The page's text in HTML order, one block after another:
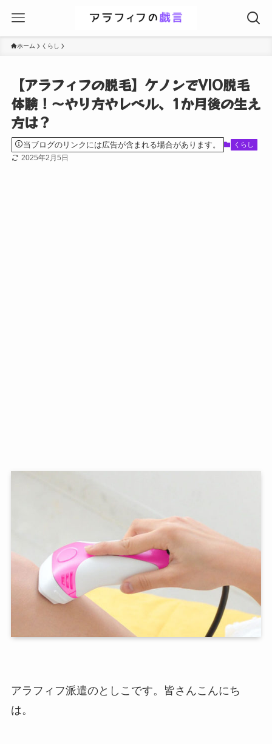
ホーム くらし
【アラフィフの脱毛】ケノンでVIO脱毛
体験！～やり方やレベル、1か月後の生え
方は？
当ブログのリンクには広告が含まれる場合があります。 くらし
2025年2月5日
アラフィフ派遣のとしこです。皆さんこんにち
は。